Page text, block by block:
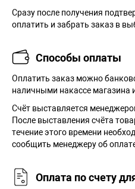
Сразу после получения
оплатить и забрать заказ в
Способы оплаты
Оплатить заказ можно
наличными накассе магазина
Cчёт выставляется
После выставления счёта
течение этого времени
сообщить менеджеру об
Оплата по счету